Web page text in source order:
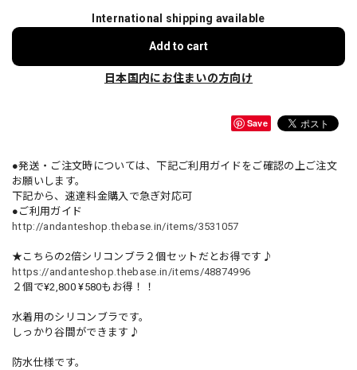
International shipping available
Add to cart
日本国内にお住まいの方向け
Save
●発送・ご注文時については、下記ご利用ガイドをご確認の上ご注文
お願いします。
下記から、速達料金購入で急ぎ対応可
●ご利用ガイド
http://andanteshop.thebase.in/items/3531057
★こちらの2倍シリコンブラ２個セットだとお得です♪
https://andanteshop.thebase.in/items/48874996
２個で¥2,800 ¥580もお得！！
水着用のシリコンブラです。
しっかり谷間ができます♪
防水仕様です。